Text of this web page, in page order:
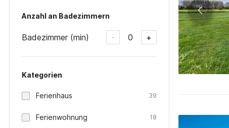
Anzahl an Badezimmern
Badezimmer (min) - 0 +
Kategorien
Ferienhaus 39
Ferienwohnung 18